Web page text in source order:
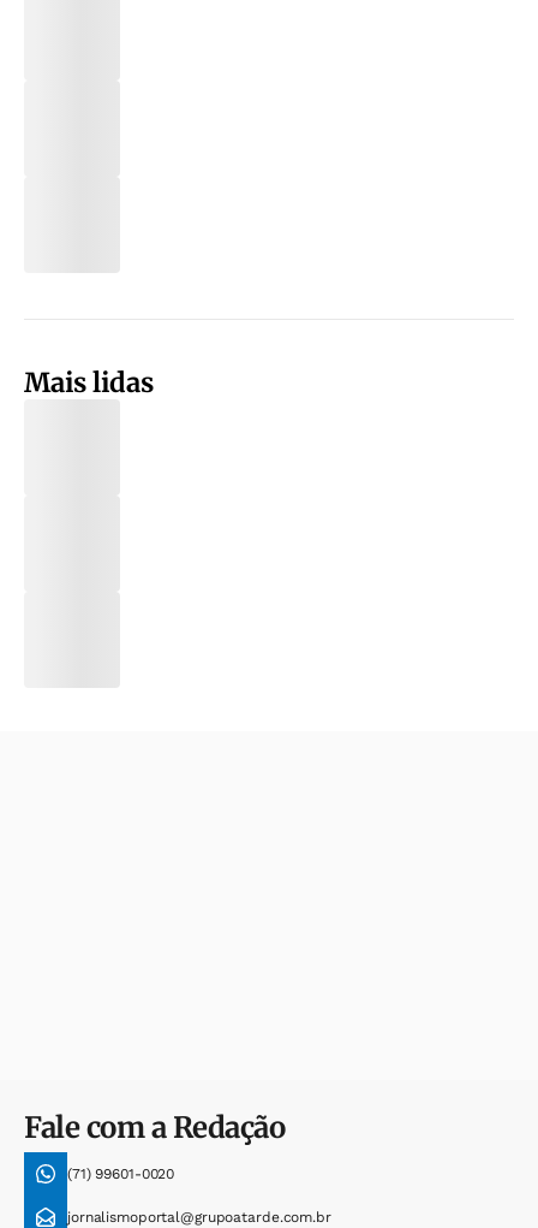
Mais lidas
Fale com a Redação
(71) 99601-0020
jornalismoportal@grupoatarde.com.br